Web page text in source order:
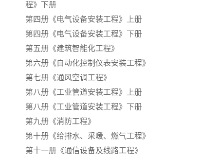
程》下册
第四册《电气设备安装工程》上册
第四册《电气设备安装工程》下册
第五册《建筑智能化工程》
第六册《自动化控制仪表安装工程》
第七册《通风空调工程》
第八册《工业管道安装工程》上册
第八册《工业管道安装工程》下册
第九册《消防工程》
第十册《给排水、采暖、燃气工程》
第十一册《通信设备及线路工程》
冶金工业建设工程概算定
额
天津建设工程预算定额 20kv及以下配电网工程预
算定额
广东省水利水电概预算定 全国消耗量工程定额
四川省清单计价定额
额